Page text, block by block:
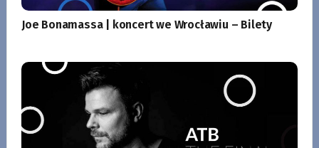
Joe Bonamassa | koncert we Wrocławiu – Bilety